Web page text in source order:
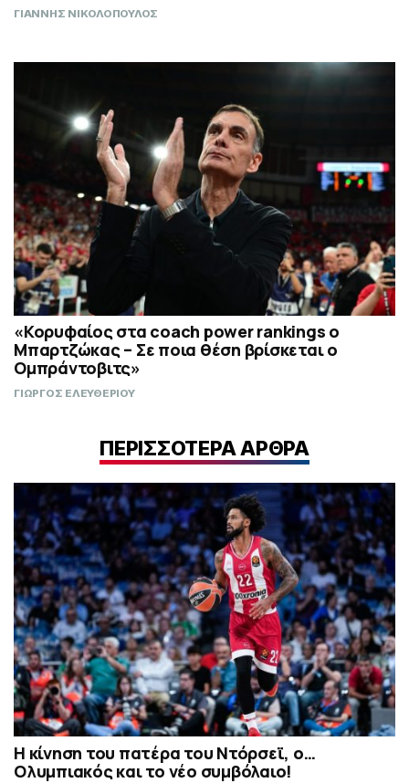
ΓΙΑΝΝΗΣ ΝΙΚΟΛΟΠΟΥΛΟΣ
«Κορυφαίος στα coach power rankings ο
Μπαρτζώκας – Σε ποια θέση βρίσκεται ο
Ομπράντοβιτς»
ΓΙΩΡΓΟΣ ΕΛΕΥΘΕΡΙΟΥ
ΠΕΡΙΣΣΟΤΕΡΑ ΑΡΘΡΑ
Η κίνηση του πατέρα του Ντόρσεϊ, ο…
Ολυμπιακός και το νέο συμβόλαιο!